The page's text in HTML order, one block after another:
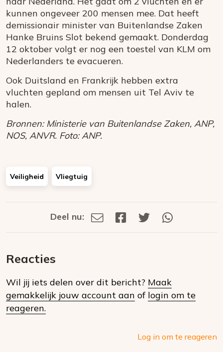
kunnen ongeveer 200 mensen mee. Dat heeft
demissionair minister van Buitenlandse Zaken
Hanke Bruins Slot bekend gemaakt. Donderdag
12 oktober volgt er nog een toestel van KLM om
Nederlanders te evacueren.
Ook Duitsland en Frankrijk hebben extra
vluchten gepland om mensen uit Tel Aviv te
halen.
Bronnen: Ministerie van Buitenlandse Zaken, ANP,
NOS, ANVR. Foto: ANP.
Veiligheid Vliegtuig
Deel
social
Deel nu:
Deel
Deel
Deel
Reacties
Wil jij iets delen over dit bericht? Maak
gemakkelijk jouw account aan of login om te
reageren.
Log in om te reageren